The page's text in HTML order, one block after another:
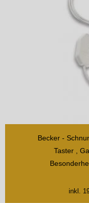
Becker -
Taster ,
inkl.